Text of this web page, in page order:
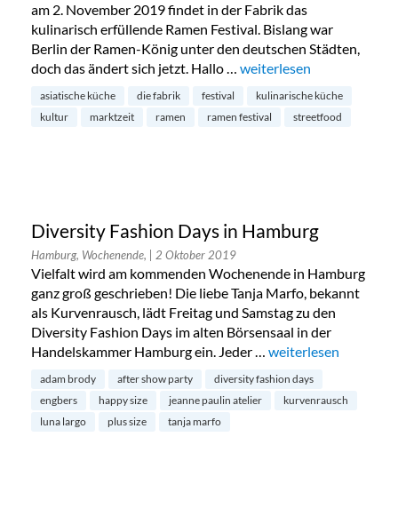
am 2. November 2019 findet in der Fabrik das
kulinarisch erfüllende Ramen Festival. Bislang war
Berlin der Ramen-König unter den deutschen Städten,
doch das ändert sich jetzt. Hallo … „Ramen Festival in
weiterlesen
asiatische küche die fabrik festival
kulinarische küche
kultur
marktzeit ramen ramen festival streetfood
Diversity Fashion Days in Hamburg
Hamburg, Wochenende, | 2 Oktober 2019
Vielfalt wird am kommenden Wochenende in Hamburg
ganz groß geschrieben! Die liebe Tanja Marfo, bekannt
als Kurvenrausch, lädt Freitag und Samstag zu den
Diversity Fashion Days im alten Börsensaal in der
Handelskammer Hamburg ein. Jeder … „Diversity Fashion
weiterlesen
adam brody after show party
diversity fashion days
engbers
happy size jeanne paulin atelier
kurvenrausch
luna largo
plus size tanja marfo